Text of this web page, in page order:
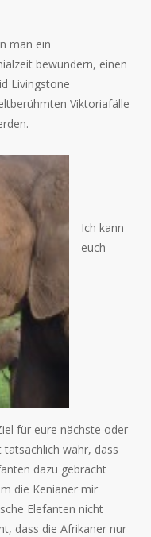
man ein
bewundern, einen
Livingstone
Viktoriafälle
Ich kann
euch
für eure nächste oder
tatsächlich wahr, dass
dazu gebracht
die Kenianer mir
Elefanten nicht
dass die Afrikaner nur